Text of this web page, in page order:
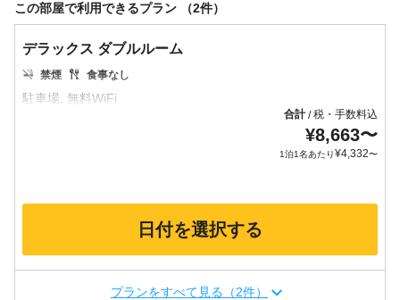
この部屋で利用できるプラン （2件）
デラックス ダブルルーム
禁煙 食事なし
合計/税・手数料込
¥8,663〜
1泊1名あたり¥4,332〜
日付を選択する
プランをすべて見る（2件）